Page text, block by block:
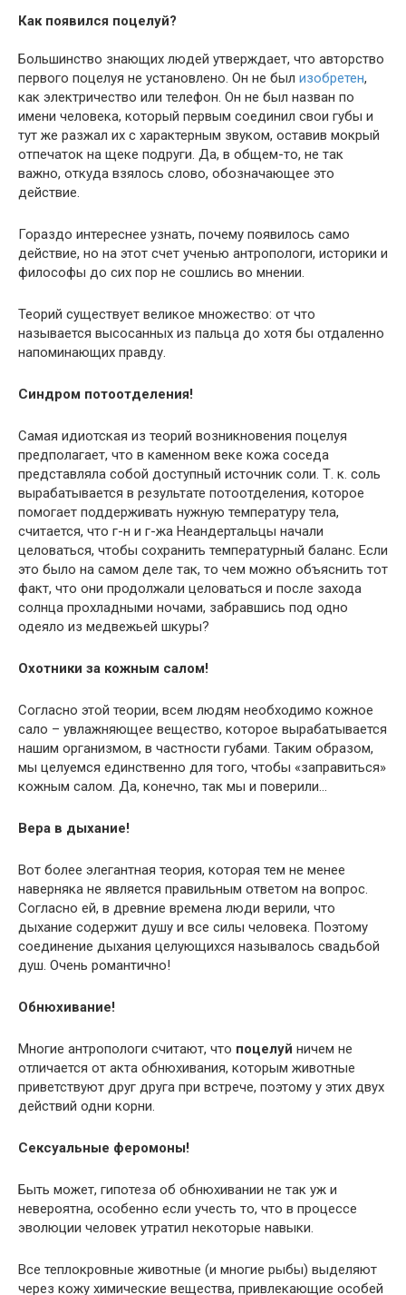
Как появился поцелуй?
Большинство знающих людей утверждает, что авторство
первого поцелуя не установлено. Он не был изобретен,
как электричество или телефон. Он не был назван по
имени человека, который первым соединил свои губы и
тут же разжал их с характерным звуком, оставив мокрый
отпечаток на щеке подруги. Да, в общем-то, не так
важно, откуда взялось слово, обозначающее это
действие.
Гораздо интереснее узнать, почему появилось само
действие, но на этот счет ученью антропологи, историки и
философы до сих пор не сошлись во мнении.
Теорий существует великое множество: от что
называется высосанных из пальца до хотя бы отдаленно
напоминающих правду.
Синдром потоотделения!
Самая идиотская из теорий возникновения поцелуя
предполагает, что в каменном веке кожа соседа
представляла собой доступный источник соли. Т. к. соль
вырабатывается в результате потоотделения, которое
помогает поддерживать нужную температуру тела,
считается, что г-н и г-жа Неандертальцы начали
целоваться, чтобы сохранить температурный баланс. Если
это было на самом деле так, то чем можно объяснить тот
факт, что они продолжали целоваться и после захода
солнца прохладными ночами, забравшись под одно
одеяло из медвежьей шкуры?
Охотники за кожным салом!
Согласно этой теории, всем людям необходимо кожное
сало – увлажняющее вещество, которое вырабатывается
нашим организмом, в частности губами. Таким образом,
мы целуемся единственно для того, чтобы «заправиться»
кожным салом. Да, конечно, так мы и поверили…
Вера в дыхание!
Вот более элегантная теория, которая тем не менее
наверняка не является правильным ответом на вопрос.
Согласно ей, в древние времена люди верили, что
дыхание содержит душу и все силы человека. Поэтому
соединение дыхания целующихся называлось свадьбой
душ. Очень романтично!
Обнюхивание!
Многие антропологи считают, что поцелуй ничем не
отличается от акта обнюхивания, которым животные
приветствуют друг друга при встрече, поэтому у этих двух
действий одни корни.
Сексуальные феромоны!
Быть может, гипотеза об обнюхивании не так уж и
невероятна, особенно если учесть то, что в процессе
эволюции человек утратил некоторые навыки.
Все теплокровные животные (и многие рыбы) выделяют
через кожу химические вещества, привлекающие особей